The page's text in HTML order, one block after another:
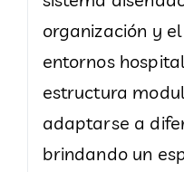
organización y
entornos
estructura
adaptarse a
brindando un